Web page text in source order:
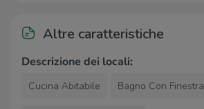
Bar
Al Portico
Bar del colle
Altre caratteristiche
Descrizione dei locali:
Cucina Abitabile Bagno Con Finestra